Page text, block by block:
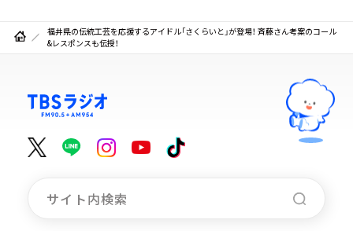
福井県の伝統工芸を応援するアイドル「さくらいと」が登場！ 斉藤さん考案のコール
&レスポンスも伝授！